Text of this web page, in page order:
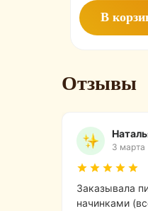
В
Отзывы
3 марта
Заказывала
начинками